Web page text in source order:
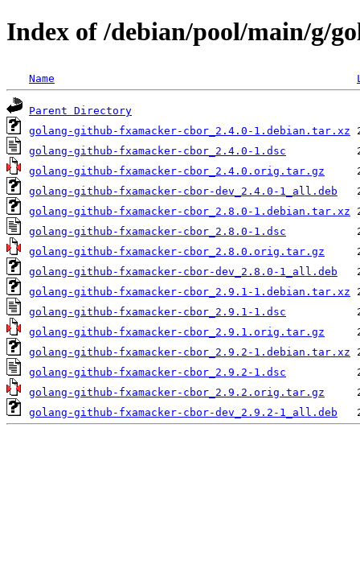
Index of /debian/pool/main/g/
Name
Parent Directory
golang-github-fxamacker-cbor_2.4.0-1.debian.tar.xz
golang-github-fxamacker-cbor_2.4.0-1.dsc
golang-github-fxamacker-cbor_2.4.0.orig.tar.gz
golang-github-fxamacker-cbor-dev_2.4.0-1_all.deb
golang-github-fxamacker-cbor_2.8.0-1.debian.tar.xz
golang-github-fxamacker-cbor_2.8.0-1.dsc
golang-github-fxamacker-cbor_2.8.0.orig.tar.gz
golang-github-fxamacker-cbor-dev_2.8.0-1_all.deb
golang-github-fxamacker-cbor_2.9.1-1.debian.tar.xz
golang-github-fxamacker-cbor_2.9.1-1.dsc
golang-github-fxamacker-cbor_2.9.1.orig.tar.gz
golang-github-fxamacker-cbor_2.9.2-1.debian.tar.xz
golang-github-fxamacker-cbor_2.9.2-1.dsc
golang-github-fxamacker-cbor_2.9.2.orig.tar.gz
golang-github-fxamacker-cbor-dev_2.9.2-1_all.deb